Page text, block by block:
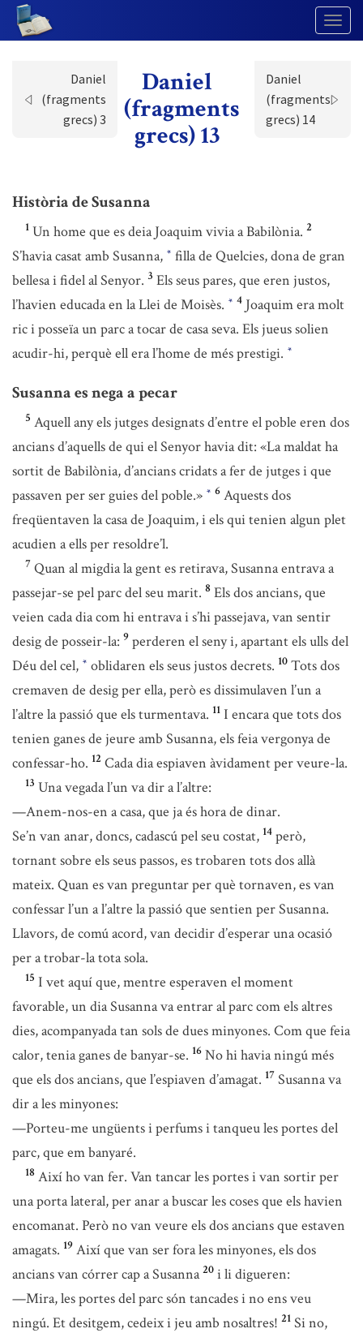
Daniel
(fragments
grecs) 3
Daniel
(fragments
grecs) 13
Daniel
(fragments
grecs) 14
Història de Susanna
1 Un home que es deia Joaquim vivia a Babilònia. 2
S’havia casat amb Susanna, * filla de Quelcies, dona de gran
bellesa i fidel al Senyor. 3 Els seus pares, que eren justos,
l’havien educada en la Llei de Moisès. * 4 Joaquim era molt
ric i posseïa un parc a tocar de casa seva. Els jueus solien
acudir-hi, perquè ell era l’home de més prestigi. *
Susanna es nega a pecar
5 Aquell any els jutges designats d’entre el poble eren dos
ancians d’aquells de qui el Senyor havia dit: «La maldat ha
sortit de Babilònia, d’ancians cridats a fer de jutges i que
passaven per ser guies del poble.» * 6 Aquests dos
freqüentaven la casa de Joaquim, i els qui tenien algun plet
acudien a ells per resoldre’l.
7 Quan al migdia la gent es retirava, Susanna entrava a
passejar-se pel parc del seu marit. 8 Els dos ancians, que
veien cada dia com hi entrava i s’hi passejava, van sentir
desig de posseir-la: 9 perderen el seny i, apartant els ulls del
Déu del cel, * oblidaren els seus justos decrets. 10 Tots dos
cremaven de desig per ella, però es dissimulaven l’un a
l’altre la passió que els turmentava. 11 I encara que tots dos
tenien ganes de jeure amb Susanna, els feia vergonya de
confessar-ho. 12 Cada dia espiaven àvidament per veure-la.
13 Una vegada l’un va dir a l’altre:
—Anem-nos-en a casa, que ja és hora de dinar.
Se’n van anar, doncs, cadascú pel seu costat, 14 però,
tornant sobre els seus passos, es trobaren tots dos allà
mateix. Quan es van preguntar per què tornaven, es van
confessar l’un a l’altre la passió que sentien per Susanna.
Llavors, de comú acord, van decidir d’esperar una ocasió
per a trobar-la tota sola.
15 I vet aquí que, mentre esperaven el moment
favorable, un dia Susanna va entrar al parc com els altres
dies, acompanyada tan sols de dues minyones. Com que feia
calor, tenia ganes de banyar-se. 16 No hi havia ningú més
que els dos ancians, que l’espiaven d’amagat. 17 Susanna va
dir a les minyones:
—Porteu-me ungüents i perfums i tanqueu les portes del
parc, que em banyaré.
18 Així ho van fer. Van tancar les portes i van sortir per
una porta lateral, per anar a buscar les coses que els havien
encomanat. Però no van veure els dos ancians que estaven
amagats. 19 Així que van ser fora les minyones, els dos
ancians van córrer cap a Susanna 20 i li digueren:
—Mira, les portes del parc són tancades i no ens veu
ningú. Et desitgem, cedeix i jeu amb nosaltres! 21 Si no,